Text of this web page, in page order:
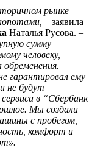
рынке
– заявила
Наталья Русова. –
сумму
человеку,
гарантировал ему
не будут
в “Сбербанк
Мы создали
с пробегом,
комфорт и